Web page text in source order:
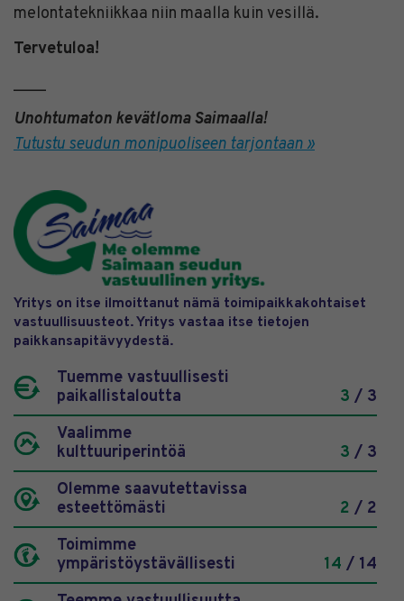
melontatekniikkaa niin maalla kuin vesillä.
Tervetuloa!
____
Unohtumaton kevätloma Saimaalla!
Tutustu seudun monipuoliseen tarjontaan »
Yritys on itse ilmoittanut nämä toimipaikkakohtaiset
vastuullisuusteot. Yritys vastaa itse tietojen
paikkansapitävyydestä.
Tuemme vastuullisesti
paikallistaloutta
3 / 3
Vaalimme
kulttuuriperintöä
3 / 3
Olemme saavutettavissa
esteettömästi
2 / 2
Toimimme
ympäristöystävällisesti
14 / 14